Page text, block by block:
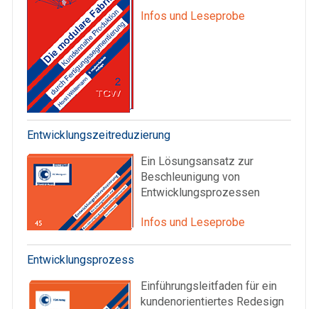
Infos und Leseprobe
Entwicklungszeitreduzierung
Ein Lösungsansatz zur
Beschleunigung von
Entwicklungsprozessen
Infos und Leseprobe
Entwicklungsprozess
Einführungsleitfaden für ein
kundenorientiertes Redesign